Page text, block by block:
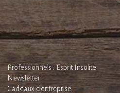
Professionnels : Esprit Insolite
Newsletter
Cadeaux d'entreprise